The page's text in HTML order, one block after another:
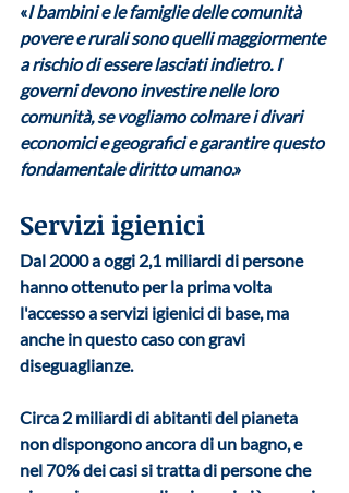
«I bambini e le famiglie delle comunità
povere e rurali sono quelli maggiormente
a rischio di essere lasciati indietro. I
governi devono investire nelle loro
comunità, se vogliamo colmare i divari
economici e geografici e garantire questo
fondamentale diritto umano.»
Servizi igienici
Dal 2000 a oggi 2,1 miliardi di persone
hanno ottenuto per la prima volta
l'accesso a servizi igienici di base, ma
anche in questo caso con gravi
diseguaglianze.
Circa 2 miliardi di abitanti del pianeta
non dispongono ancora di un bagno, e
nel 70% dei casi si tratta di persone che